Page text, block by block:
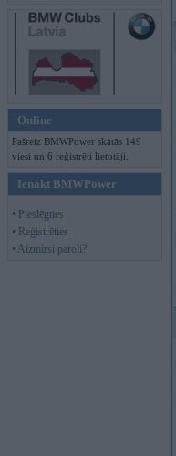
Online
Pašreiz BMWPower skatās 149
viesi un 6 reģistrēti lietotāji.
Ienākt BMWPower
• Pieslēgties
• Reģistrēties
• Aizmirsi paroli?